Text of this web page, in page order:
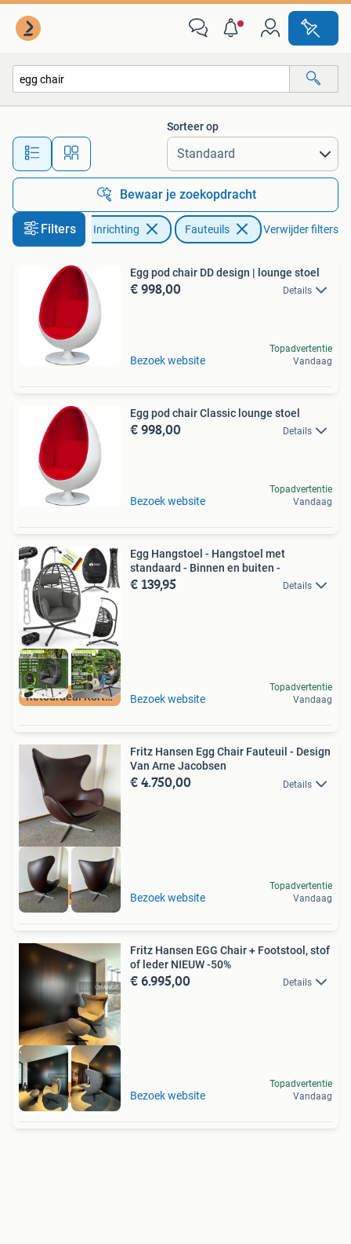
Alle afstanden…
Sorteer op
Bewaar je zoekopdracht
Filters
Huis en Inrichting Fauteuils Verwijder filters
Egg pod chair DD design | lounge stoel
€ 998,00 Details
Bezoek website
Topadvertentie
Vandaag
Egg pod chair Classic lounge stoel
€ 998,00 Details
Bezoek website
Topadvertentie
Vandaag
Retourdeal Korting
Egg Hangstoel - Hangstoel met
standaard - Binnen en buiten -
€ 139,95 Details
Bezoek website
Topadvertentie
Vandaag
Leer in nieuwstaat
Fritz Hansen Egg Chair Fauteuil - Design
Van Arne Jacobsen
€ 4.750,00 Details
Bezoek website
Topadvertentie
Vandaag
high-end outlet
Fritz Hansen EGG Chair + Footstool, stof
of leder NIEUW -50%
€ 6.995,00 Details
Bezoek website
Topadvertentie
Vandaag